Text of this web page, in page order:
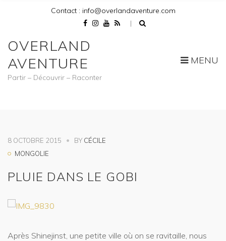
Contact : info@overlandaventure.com
OVERLAND
AVENTURE
Partir – Découvrir – Raconter
MENU
8 OCTOBRE 2015 BY CÉCILE
MONGOLIE
PLUIE DANS LE GOBI
Après Shinejinst, une petite ville où on se ravitaille, nous